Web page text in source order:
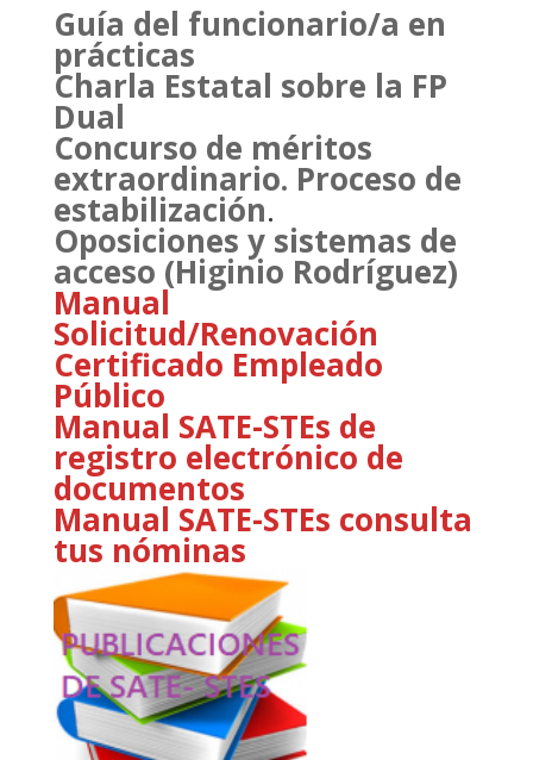
Guía del funcionario/a en
prácticas
Charla Estatal sobre la FP
Dual
Concurso de méritos
extraordinario. Proceso de
estabilización.
Oposiciones y sistemas de
acceso (Higinio Rodríguez)
Manual
Solicitud/Renovación
Certificado Empleado
Público
Manual SATE-STEs de
registro electrónico de
documentos
Manual SATE-STEs consulta
tus nóminas